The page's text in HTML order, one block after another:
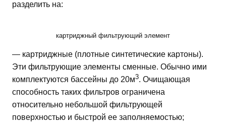
разделить на:
картриджный фильтрующий элемент
— картриджные (плотные синтетические картоны).
Эти фильтрующие элементы сменные. Обычно ими
комплектуются бассейны до 20м3. Очищающая
способность таких фильтров ограничена
относительно небольшой фильтрующей
поверхностью и быстрой ее заполняемостью;